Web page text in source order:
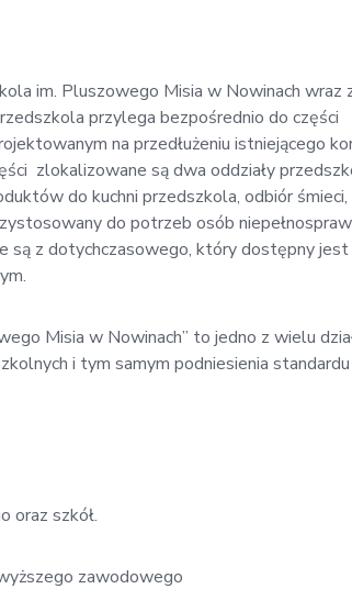
im. Pluszowego Misia w Nowinach wraz
przylega bezpośrednio do części
na przedłużeniu istniejącego
zlokalizowane są dwa oddziały
do kuchni przedszkola, odbiór śmieci,
do potrzeb osób
są z dotychczasowego, który dostępny jest
Misia w Nowinach” to jedno z wielu
i tym samym podniesienia standardu
oraz szkół.
zawodowego